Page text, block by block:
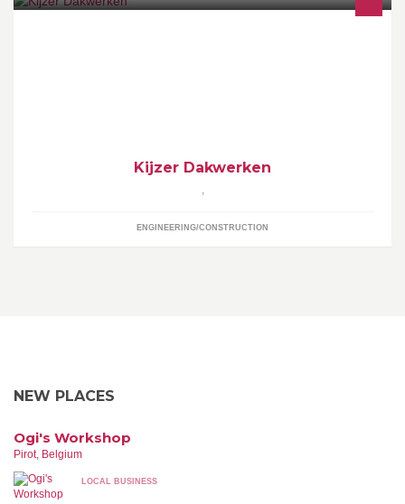
Kijzer Dakwerken
,
ENGINEERING/CONSTRUCTION
NEW PLACES
Ogi's Workshop
Pirot, Belgium
LOCAL BUSINESS